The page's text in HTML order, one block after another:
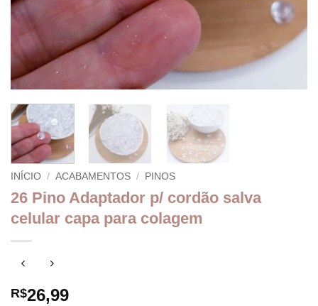
INÍCIO / ACABAMENTOS / PINOS
26 Pino Adaptador p/ cordão salva
celular capa para colagem
R$26,99